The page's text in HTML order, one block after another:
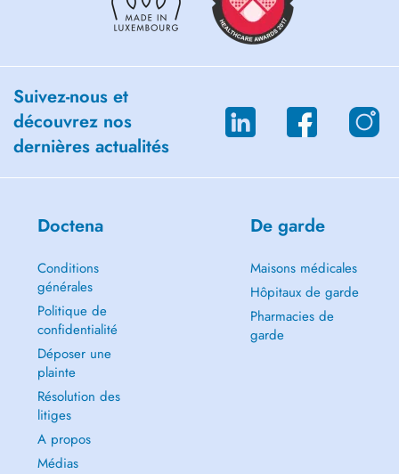
Suivez-nous et
découvrez nos
dernières actualités
Doctena
Conditions
générales
Politique de
confidentialité
Déposer une
plainte
Résolution des
litiges
A propos
Médias
De garde
Maisons médicales
Hôpitaux de garde
Pharmacies de
garde